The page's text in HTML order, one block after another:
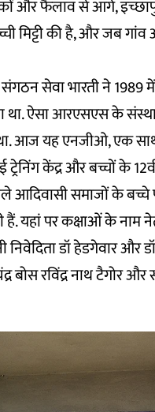
और फैलाव से आगे,
मिट्टी की है, और जब
सेवा भारती ने 1989
ऐसा आरएसएस के
आज यह एनजीओ, एक
ट्रेनिंग केंद्र और बच्चों के
आदिवासी समाजों के
हैं. यहां पर कक्षाओं के
निवेदिता डॉ हेडगेवार
बोस रविंद्र नाथ टैगोर